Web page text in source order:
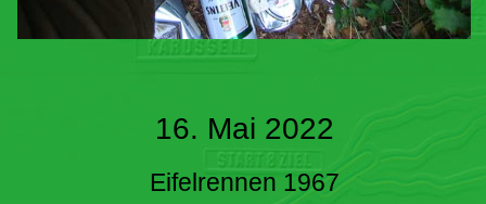
16. Mai 2022
Eifelrennen 1967